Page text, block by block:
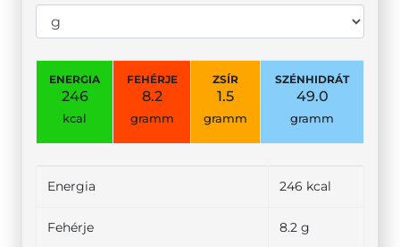
ENERGIA
246
kcal
FEHÉRJE
8.2
gramm
ZSÍR
1.5
gramm
SZÉNHIDRÁT
49.0
gramm
Energia 246 kcal
Fehérje 8.2 g